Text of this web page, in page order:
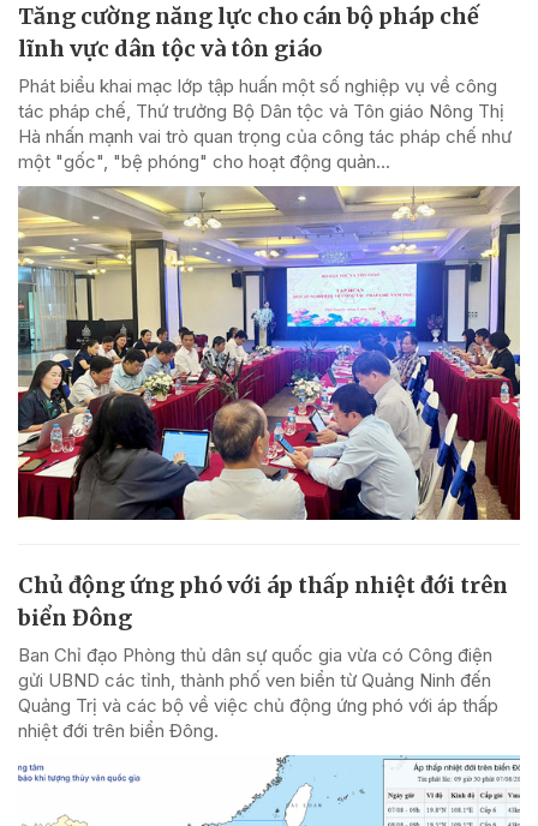
Tăng cường năng lực cho cán bộ pháp chế
lĩnh vực dân tộc và tôn giáo
Phát biểu khai mạc lớp tập huấn một số nghiệp vụ về công
tác pháp chế, Thứ trưởng Bộ Dân tộc và Tôn giáo Nông Thị
Hà nhấn mạnh vai trò quan trọng của công tác pháp chế như
một "gốc", "bệ phóng" cho hoạt động quản...
Chủ động ứng phó với áp thấp nhiệt đới trên
biển Đông
Ban Chỉ đạo Phòng thủ dân sự quốc gia vừa có Công điện
gửi UBND các tỉnh, thành phố ven biển từ Quảng Ninh đến
Quảng Trị và các bộ về việc chủ động ứng phó với áp thấp
nhiệt đới trên biển Đông.